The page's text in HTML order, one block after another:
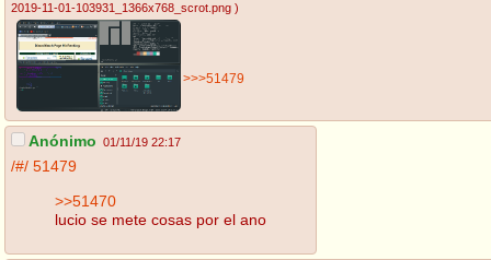
2019-11-01-103931_1366x768_scrot.png )
>>>51479
Anónimo 01/11/19 22:17
/#/ 51479
>>51470
lucio se mete cosas por el ano